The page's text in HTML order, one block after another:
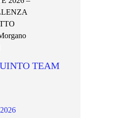
TEAM